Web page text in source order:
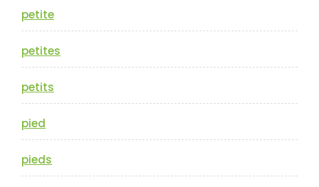
petite
petites
petits
pied
pieds